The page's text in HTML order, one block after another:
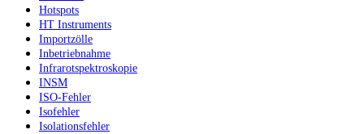
Hotspots
HT Instruments
Importzölle
Inbetriebnahme
Infrarotspektroskopie
INSM
ISO-Fehler
Isofehler
Isolationsfehler